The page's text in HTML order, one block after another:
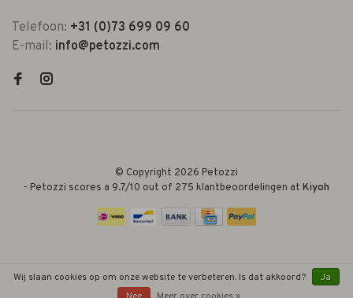
Telefoon: +31 (0)73 699 09 60
E-mail: info@petozzi.com
© Copyright 2026 Petozzi
- Petozzi scores a 9.7/10 out of 275 klantbeoordelingen at Kiyoh
Wij slaan cookies op om onze website te verbeteren. Is dat akkoord?
Ja